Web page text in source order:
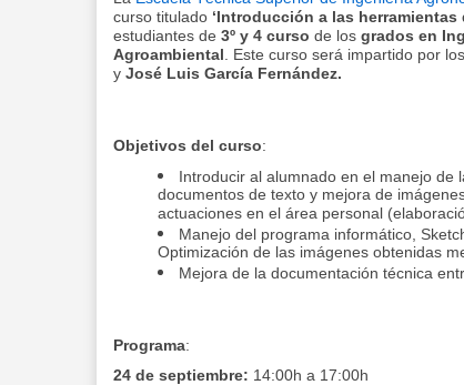
curso titulado ‘Introducción a las
estudiantes de 3º y 4 curso de los grados en
Agroambiental . Este curso será impartido por
y José Luis García Fernández.
Objetivos del curso:
Introducir al alumnado en el manejo de
documentos de texto y mejora de
actuaciones en el área personal
Manejo del programa informático,
Optimización de las imágenes obtenidas
Mejora de la documentación técnica
Programa:
24 de septiembre: 14:00h a 17:00h